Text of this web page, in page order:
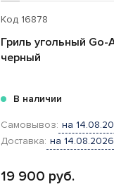
Код 16878
Гриль угольный Go-
черный
В наличии
Самовывоз: на
Доставка: на 14.08.2026
19 900 руб.